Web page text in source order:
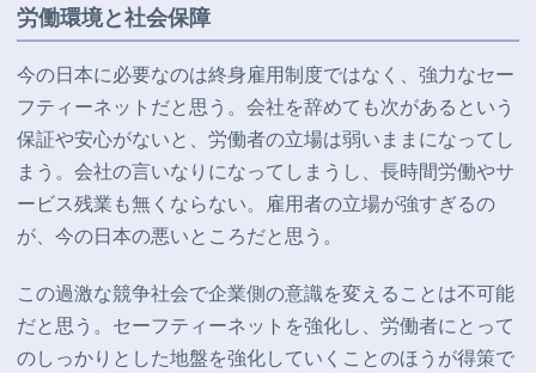
労働環境と社会保障
今の日本に必要なのは終身雇用制度ではなく、強力なセー
フティーネットだと思う。会社を辞めても次があるという
保証や安心がないと、労働者の立場は弱いままになってし
まう。会社の言いなりになってしまうし、長時間労働やサ
ービス残業も無くならない。雇用者の立場が強すぎるの
が、今の日本の悪いところだと思う。
この過激な競争社会で企業側の意識を変えることは不可能
だと思う。セーフティーネットを強化し、労働者にとって
のしっかりとした地盤を強化していくことのほうが得策で